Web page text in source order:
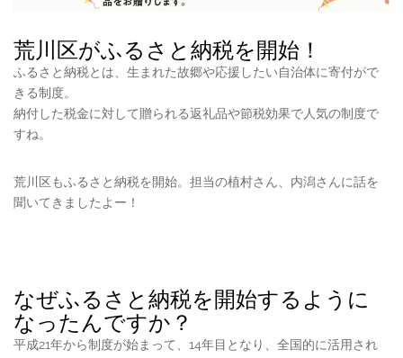
荒川区がふるさと納税を開始！
ふるさと納税とは、生まれた故郷や応援したい自治体に寄付がで
きる制度。
納付した税金に対して贈られる返礼品や節税効果で人気の制度で
すね。
荒川区もふるさと納税を開始。担当の植村さん、内潟さんに話を
聞いてきましたよー！
なぜふるさと納税を開始するように
なったんですか？
平成21年から制度が始まって、14年目となり、全国的に活用され